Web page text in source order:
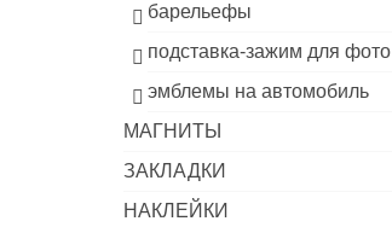
барельефы
подставка-зажим для фото
эмблемы на автомобиль
МАГНИТЫ
ЗАКЛАДКИ
НАКЛЕЙКИ